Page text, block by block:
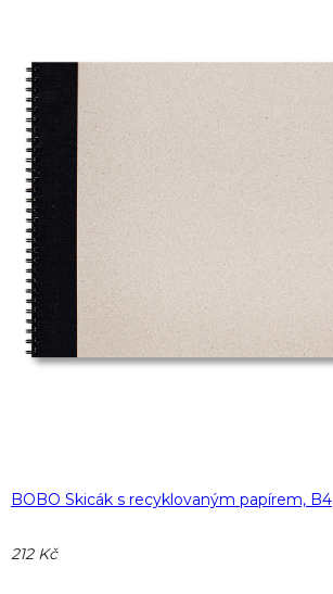
BOBO Skicák s recyklovaným papírem, B4
212 Kč